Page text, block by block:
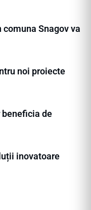
Snagov va
noi proiecte
de
inovatoare